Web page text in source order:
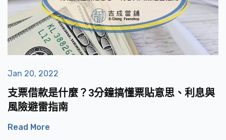
Jan 20, 2022
支票借款是什麼？3分鐘搞懂票貼意思、利息與
風險避雷指南
Read More